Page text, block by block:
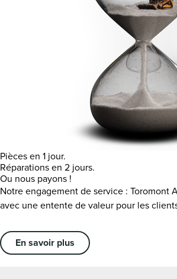
Pièces en 1 jour.
Réparations en 2 jours.
Ou nous payons !
Notre engagement de service : Toromont
avec une entente de valeur pour les
En savoir plus